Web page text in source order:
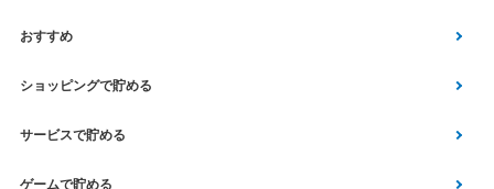
Vアンケート
アプリ利用
クイズ
Yahoo!ショッピング
Vサンプル
エコなお買い物
Vモニター
おすすめ
Vくじ
チラシ
aruku&
ショッピングで貯める
Yahoo! JAPANサービス
総合・デパート・TV通販
サービスで貯める
マネー･銀行･保険
ゲームで貯める